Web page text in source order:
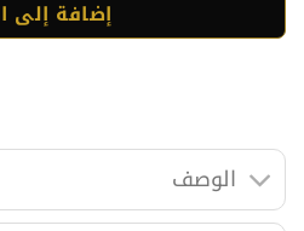
إضافة إلى
الوصف